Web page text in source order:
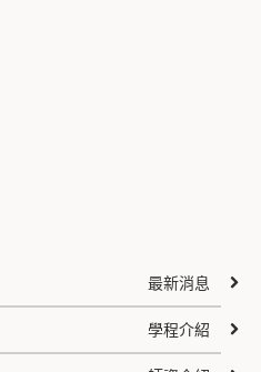
最新消息
學程介紹